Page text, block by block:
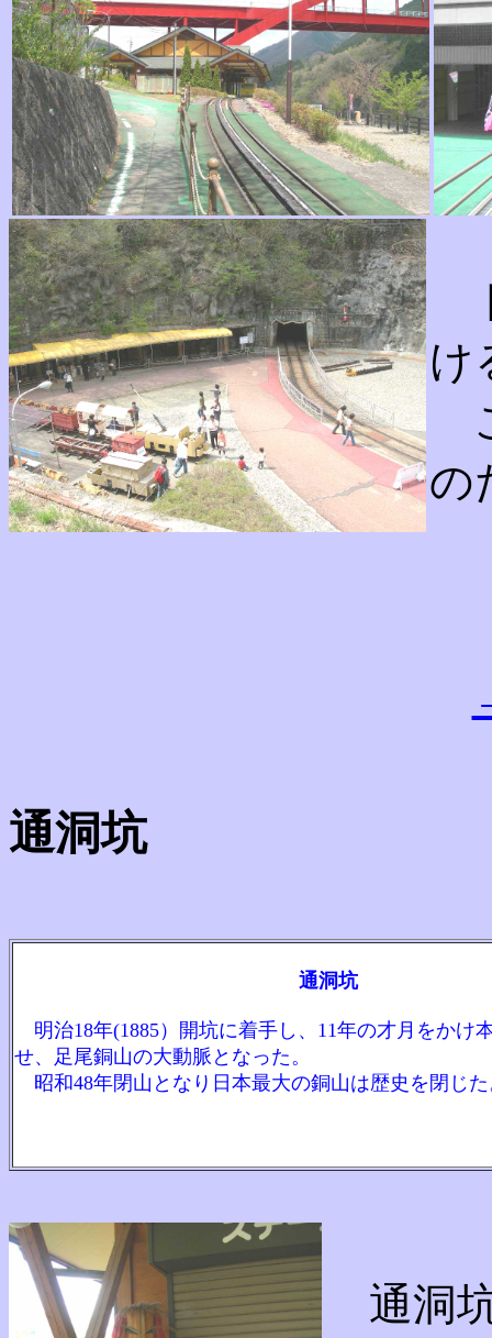
け
の
通洞坑
通洞坑
明治18年(1885）開坑に着手し、11年の才月をかけ
せ、足尾銅山の大動脈となった。
昭和48年閉山となり日本最大の銅山は歴史を閉じ
通洞